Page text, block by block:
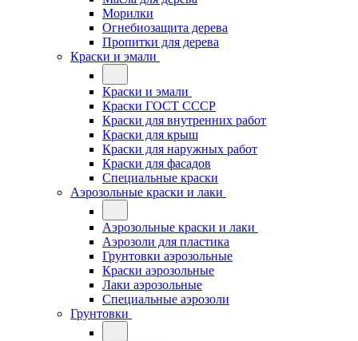
Морилки
Огнебиозащита дерева
Пропитки для дерева
Краски и эмали
Краски и эмали
Краски ГОСТ СССР
Краски для внутренних работ
Краски для крыш
Краски для наружных работ
Краски для фасадов
Специальные краски
Аэрозольные краски и лаки
Аэрозольные краски и лаки
Аэрозоли для пластика
Грунтовки аэрозольные
Краски аэрозольные
Лаки аэрозольные
Специальные аэрозоли
Грунтовки